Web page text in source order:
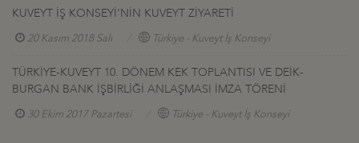
KUVEYT İŞ KONSEYİ'NİN KUVEYT ZİYARETİ
20 Kasım 2018 Salı Türkiye - Kuveyt İş Konseyi
TÜRKİYE-KUVEYT 10. DÖNEM KEK TOPLANTISI VE DEİK-
BURGAN BANK İŞBİRLİĞİ ANLAŞMASI İMZA TÖRENİ
30 Ekim 2017 Pazartesi Türkiye - Kuveyt İş Konseyi